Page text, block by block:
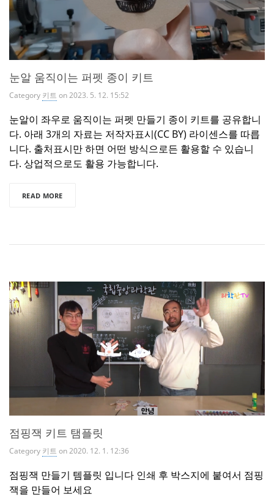
눈알 움직이는 퍼펫 종이 키트
Category 키트 on 2023. 5. 12. 15:52
눈알이 좌우로 움직이는 퍼펫 만들기 종이 키트를 공유합니
다. 아래 3개의 자료는 저작자표시(CC BY) 라이센스를 따릅
니다. 출처표시만 하면 어떤 방식으로든 활용할 수 있습니
다. 상업적으로도 활용 가능합니다.
READ MORE
점핑잭 키트 탬플릿
Category 키트 on 2020. 12. 1. 12:36
점핑잭 만들기 템플릿 입니다 인쇄 후 박스지에 붙여서 점핑
잭을 만들어 보세요